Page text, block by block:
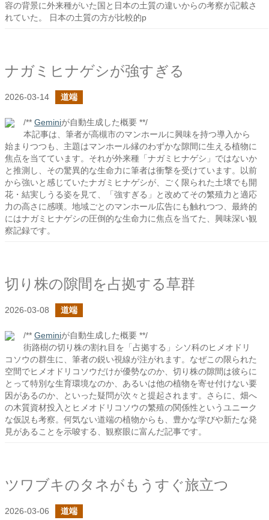
容の背景に外来種がいた国と日本の土質の違いからの考察が記載さ
れていた。 日本の土質の方が比較的p
ナガミヒナゲシが強すぎる
2026-03-14 道端
/** Geminiが自動生成した概要 **/
本記事は、筆者が高槻市のマンホールに興味を持つ導入から
始まりつつも、主題はマンホール縁のわずかな隙間に生える植物に
焦点を当てています。それが外来種「ナガミヒナゲシ」ではないか
と推測し、その驚異的な生命力に筆者は衝撃を受けています。以前
から強いと感じていたナガミヒナゲシが、ごく限られた土壌でも開
花・結実しうる姿を見て、「強すぎる」と改めてその繁殖力と適応
力の高さに感嘆。地域ごとのマンホール広告にも触れつつ、最終的
にはナガミヒナゲシの圧倒的な生命力に焦点を当てた、興味深い観
察記録です。
切り株の隙間を占拠する草群
2026-03-08 道端
/** Geminiが自動生成した概要 **/
街路樹の切り株の割れ目を「占拠する」シソ科のヒメオドリ
コソウの群生に、筆者の鋭い視線が注がれます。なぜこの限られた
空間でヒメオドリコソウだけが優勢なのか、切り株の隙間は彼らに
とって特別な生育環境なのか、あるいは他の植物を寄せ付けない要
因があるのか、といった疑問が次々と提起されます。さらに、畑へ
の木質資材投入とヒメオドリコソウの繁殖の関係性というユニーク
な仮説も考察。何気ない道端の植物からも、豊かな学びや新たな発
見があることを示唆する、観察眼に富んだ記事です。
ツワブキのタネがもうすぐ旅立つ
2026-03-06 道端